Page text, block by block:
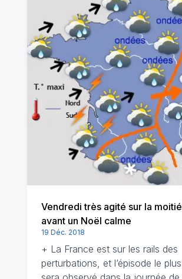
Vendredi très agité sur la
avant un Noël calme
19 Déc. 2018
+ La France est sur les rails des
perturbations, et l’épisode le